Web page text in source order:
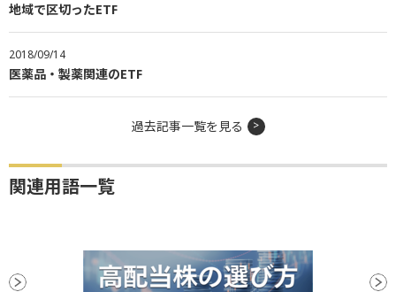
地域で区切ったETF
2018/09/14
医薬品・製薬関連のETF
過去記事一覧を見る
関連用語一覧